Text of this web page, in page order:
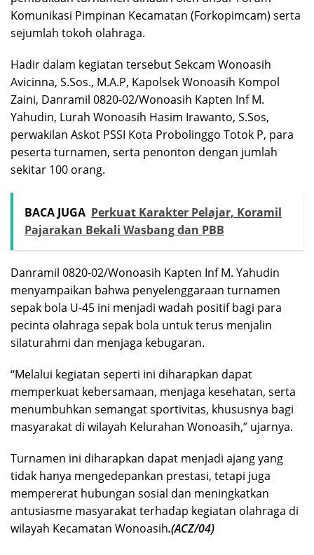
Komunikasi Pimpinan Kecamatan (Forkopimcam) serta
sejumlah tokoh olahraga.
Hadir dalam kegiatan tersebut Sekcam Wonoasih
Avicinna, S.Sos., M.A.P, Kapolsek Wonoasih Kompol
Zaini, Danramil 0820-02/Wonoasih Kapten Inf M.
Yahudin, Lurah Wonoasih Hasim Irawanto, S.Sos,
perwakilan Askot PSSI Kota Probolinggo Totok P, para
peserta turnamen, serta penonton dengan jumlah
sekitar 100 orang.
BACA JUGA Perkuat Karakter Pelajar, Koramil
Pajarakan Bekali Wasbang dan PBB
Danramil 0820-02/Wonoasih Kapten Inf M. Yahudin
menyampaikan bahwa penyelenggaraan turnamen
sepak bola U-45 ini menjadi wadah positif bagi para
pecinta olahraga sepak bola untuk terus menjalin
silaturahmi dan menjaga kebugaran.
“Melalui kegiatan seperti ini diharapkan dapat
memperkuat kebersamaan, menjaga kesehatan, serta
menumbuhkan semangat sportivitas, khususnya bagi
masyarakat di wilayah Kelurahan Wonoasih,” ujarnya.
Turnamen ini diharapkan dapat menjadi ajang yang
tidak hanya mengedepankan prestasi, tetapi juga
mempererat hubungan sosial dan meningkatkan
antusiasme masyarakat terhadap kegiatan olahraga di
wilayah Kecamatan Wonoasih.(ACZ/04)